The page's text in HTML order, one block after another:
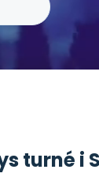
turné i